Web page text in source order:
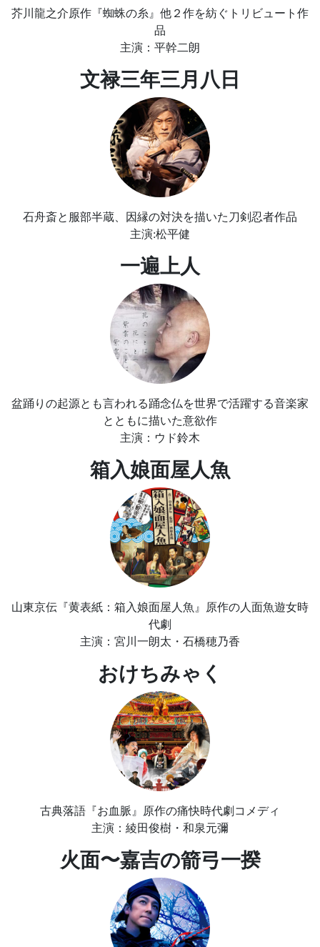
芥川龍之介原作『蜘蛛の糸』他２作を紡ぐトリビュート作
品
主演：平幹二朗
文禄三年三月八日
石舟斎と服部半蔵、因縁の対決を描いた刀剣忍者作品
主演:松平健
一遍上人
盆踊りの起源とも言われる踊念仏を世界で活躍する音楽家
とともに描いた意欲作
主演：ウド鈴木
箱入娘面屋人魚
山東京伝『黄表紙：箱入娘面屋人魚』原作の人面魚遊女時
代劇
主演：宮川一朗太・石橋穂乃香
おけちみゃく
古典落語『お血脈』原作の痛快時代劇コメディ
主演：綾田俊樹・和泉元彌
火面〜嘉吉の箭弓一揆